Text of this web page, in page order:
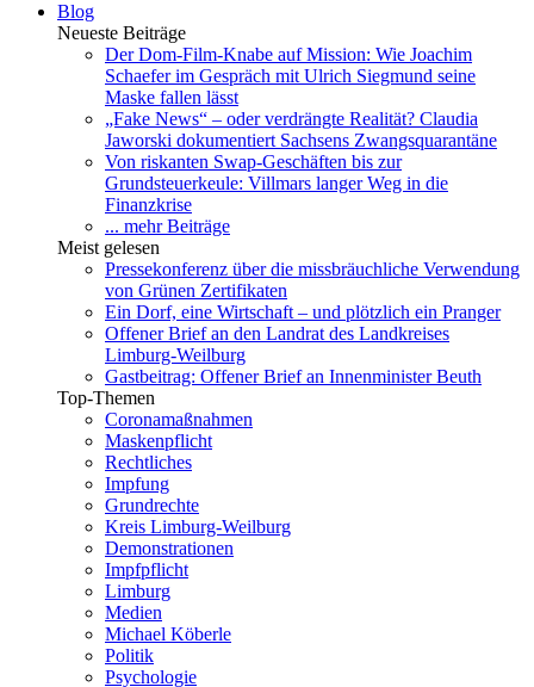
Blog
Neueste Beiträge
Der Dom-Film-Knabe auf Mission: Wie Joachim
Schaefer im Gespräch mit Ulrich Siegmund seine
Maske fallen lässt
„Fake News“ – oder verdrängte Realität? Claudia
Jaworski dokumentiert Sachsens Zwangsquarantäne
Von riskanten Swap-Geschäften bis zur
Grundsteuerkeule: Villmars langer Weg in die
Finanzkrise
... mehr Beiträge
Meist gelesen
Pressekonferenz über die missbräuchliche Verwendung
von Grünen Zertifikaten
Ein Dorf, eine Wirtschaft – und plötzlich ein Pranger
Offener Brief an den Landrat des Landkreises
Limburg-Weilburg
Gastbeitrag: Offener Brief an Innenminister Beuth
Top-Themen
Coronamaßnahmen
Maskenpflicht
Rechtliches
Impfung
Grundrechte
Kreis Limburg-Weilburg
Demonstrationen
Impfpflicht
Limburg
Medien
Michael Köberle
Politik
Psychologie